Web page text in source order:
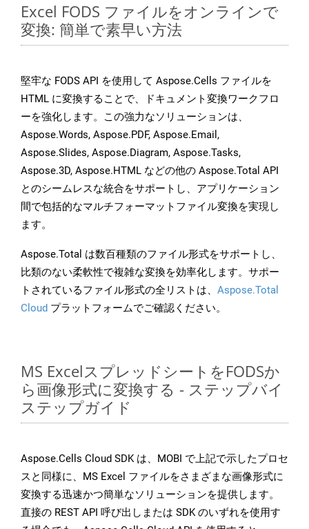
Excel FODS ファイルをオンラインで
変換: 簡単で素早い方法
堅牢な FODS API を使用して Aspose.Cells ファイルを
HTML に変換することで、ドキュメント変換ワークフロ
ーを強化します。この強力なソリューションは、
Aspose.Words, Aspose.PDF, Aspose.Email,
Aspose.Slides, Aspose.Diagram, Aspose.Tasks,
Aspose.3D, Aspose.HTML などの他の Aspose.Total API
とのシームレスな統合をサポートし、アプリケーション
間で包括的なマルチフォーマットファイル変換を実現し
ます。
Aspose.Total は数百種類のファイル形式をサポートし、
比類のない柔軟性で複雑な変換を効率化します。サポー
トされているファイル形式の全リストは、 Aspose.Total
Cloud プラットフォームでご確認ください。
MS ExcelスプレッドシートをFODSか
ら画像形式に変換する - ステップバイ
ステップガイド
Aspose.Cells Cloud SDK は、MOBI で上記で示したプロセ
スと同様に、MS Excel ファイルをさまざまな画像形式に
変換する迅速かつ簡単なソリューションを提供します。
直接の REST API 呼び出しまたは SDK のいずれを使用す